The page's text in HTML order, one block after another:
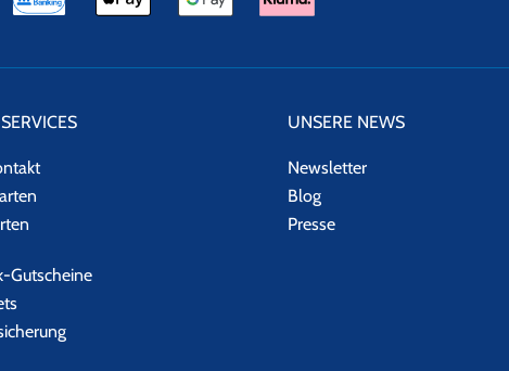
Gutscheine
UNSERE NEWS
Newsletter
Blog
Presse